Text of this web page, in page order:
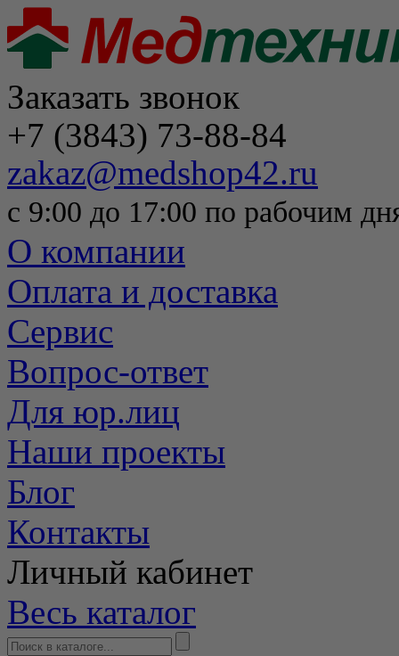
Заказать звонок
+7 (3843) 73-88-84
zakaz@medshop42.ru
с 9:00 до 17:00 по рабочим
О компании
Оплата и доставка
Сервис
Вопрос-ответ
Для юр.лиц
Наши проекты
Блог
Контакты
Личный кабинет
Весь каталог